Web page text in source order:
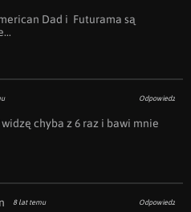
Dad i  Futurama są
Odpowiedz
chyba z 6 raz i bawi mnie
8 lat temu Odpowiedz